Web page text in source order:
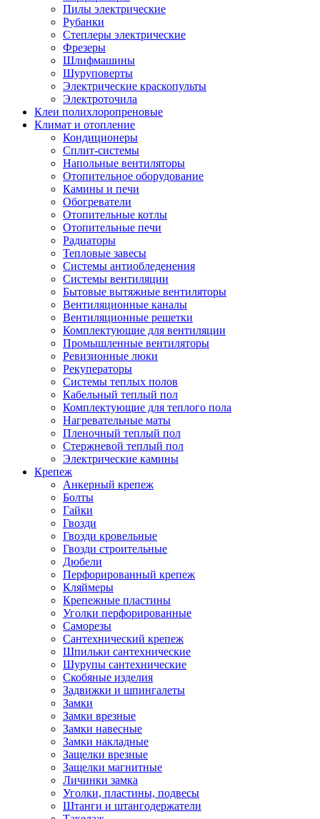
Пилы электрические
Рубанки
Степлеры электрические
Фрезеры
Шлифмашины
Шуруповерты
Электрические краскопульты
Электроточила
Клеи полихлоропреновые
Климат и отопление
Кондиционеры
Сплит-системы
Напольные вентиляторы
Отопительное оборудование
Камины и печи
Обогреватели
Отопительные котлы
Отопительные печи
Радиаторы
Тепловые завесы
Системы антиобледенения
Системы вентиляции
Бытовые вытяжные вентиляторы
Вентиляционные каналы
Вентиляционные решетки
Комплектующие для вентиляции
Промышленные вентиляторы
Ревизионные люки
Рекуператоры
Системы теплых полов
Кабельный теплый пол
Комплектующие для теплого пола
Нагревательные маты
Пленочный теплый пол
Стержневой теплый пол
Электрические камины
Крепеж
Анкерный крепеж
Болты
Гайки
Гвозди
Гвозди кровельные
Гвозди строительные
Дюбели
Перфорированный крепеж
Кляймеры
Крепежные пластины
Уголки перфорированные
Саморезы
Сантехнический крепеж
Шпильки сантехнические
Шурупы сантехнические
Скобяные изделия
Задвижки и шпингалеты
Замки
Замки врезные
Замки навесные
Замки накладные
Защелки врезные
Защелки магнитные
Личинки замка
Уголки, пластины, подвесы
Штанги и штангодержатели